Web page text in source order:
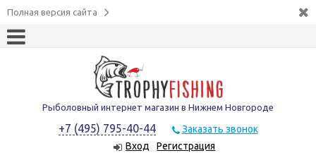
Полная версия сайта
Рыболовный интернет магазин в Нижнем Новгороде
+7 (495) 795-40-44
Заказать звонок
Вход
Регистрация